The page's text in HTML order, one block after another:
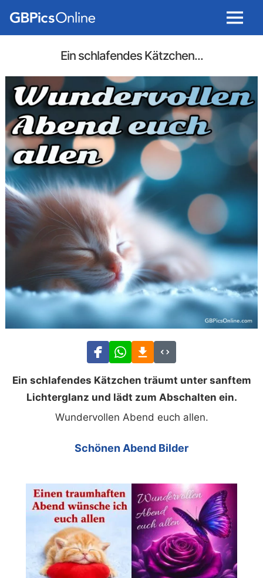
Menu
Ein schlafendes Kätzchen...
Ein schlafendes Kätzchen träumt unter sanftem
Lichterglanz und lädt zum Abschalten ein.
Wundervollen Abend euch allen.
Schönen Abend Bilder